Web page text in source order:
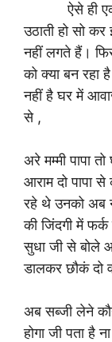
ऐसे ही एक
उठाती हो सो
नहीं लगते हैं।
को क्या बन रहा
नहीं है घर में
से ,
अरे मम्मी पापा
आराम दो पापा
रहे थे उनको अब
की जिंदगी में
सुधा जी से बोले
डालकर छौकं दो
अब सब्जी लेने
होगा जी पता है